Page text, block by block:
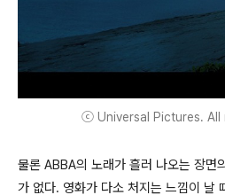
ⓒ Universal Pictures. All
물론 ABBA의 노래가 흘러 나오는 장면
가 없다. 영화가 다소 처지는 느낌이 날